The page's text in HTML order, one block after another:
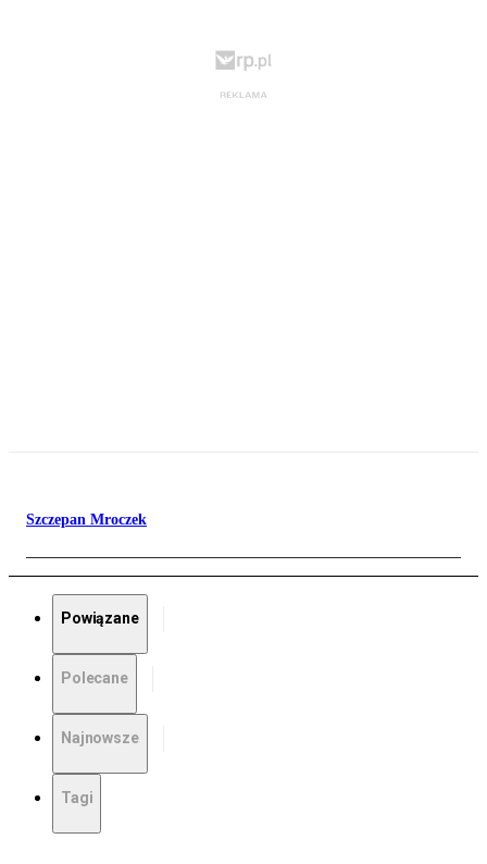
Szczepan Mroczek
Powiązane
Polecane
Najnowsze
Tagi